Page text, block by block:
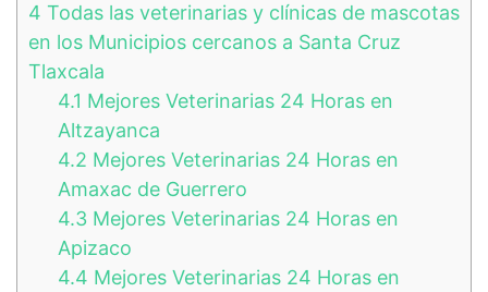
4 Todas las veterinarias y clínicas de mascotas
en los Municipios cercanos a Santa Cruz
Tlaxcala
4.1 Mejores Veterinarias 24 Horas en
Altzayanca
4.2 Mejores Veterinarias 24 Horas en
Amaxac de Guerrero
4.3 Mejores Veterinarias 24 Horas en
Apizaco
4.4 Mejores Veterinarias 24 Horas en